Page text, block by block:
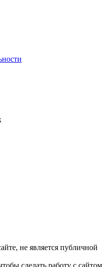
не является публичной
чтобы сделать работу с сайтом